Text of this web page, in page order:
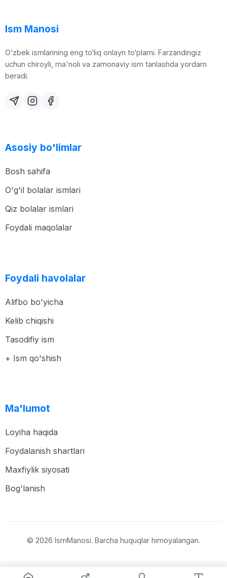
Ism Manosi
O‘zbek ismlarining eng to‘liq onlayn to‘plami. Farzandingiz
uchun chiroyli, ma'noli va zamonaviy ism tanlashda yordam
beradi.
Asosiy bo'limlar
Bosh sahifa
O'g'il bolalar ismlari
Qiz bolalar ismlari
Foydali maqolalar
Foydali havolalar
Alifbo bo'yicha
Kelib chiqishi
Tasodifiy ism
+ Ism qo'shish
Ma'lumot
Loyiha haqida
Foydalanish shartlari
Maxfiylik siyosati
Bog'lanish
© 2026 IsmManosi. Barcha huquqlar himoyalangan.